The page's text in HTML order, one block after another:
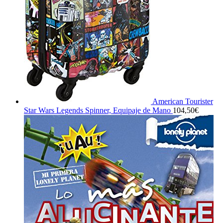
American Tourister
Star Wars Legends Spinner, Equipaje de Mano 104,50€